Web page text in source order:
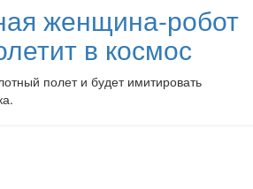
женщина-робот
в космос
полет и будет имитировать